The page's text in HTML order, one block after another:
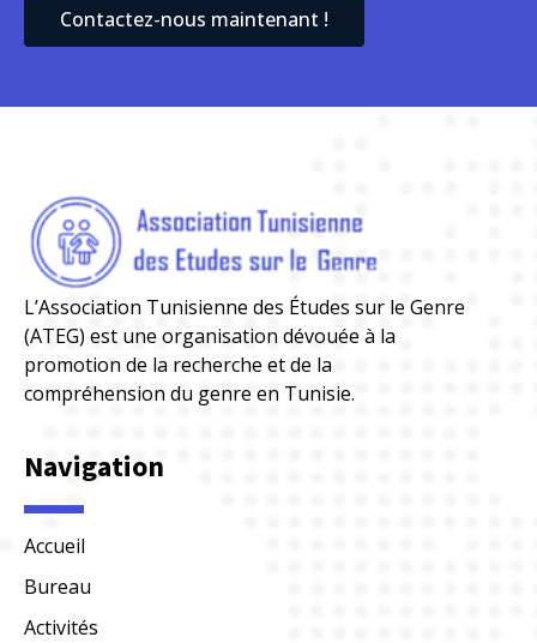
Contactez-nous maintenant !
L’Association Tunisienne des Études sur le Genre
(ATEG) est une organisation dévouée à la
promotion de la recherche et de la
compréhension du genre en Tunisie.
Navigation
Accueil
Bureau
Activités